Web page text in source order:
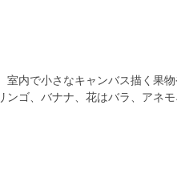
室内で小さなキャンバス描く果
ンゴ、バナナ、花はバラ、アネ